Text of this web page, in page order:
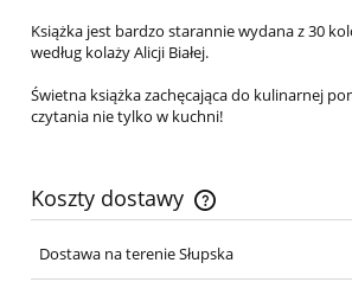
Książka jest bardzo starannie wydana z 30
według kolaży Alicji Białej.
Świetna książka zachęcająca do kulinarnej
czytania nie tylko w kuchni!
Koszty dostawy
Cena nie zawiera ewentualnych kosztów
Dostawa na terenie Słupska